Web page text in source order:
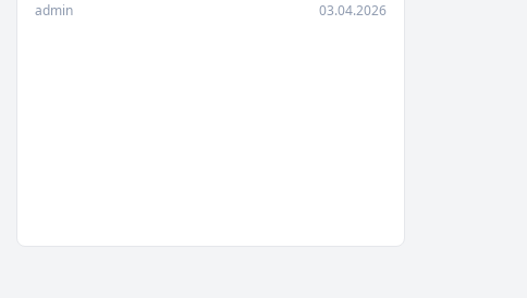
admin 03.04.2026